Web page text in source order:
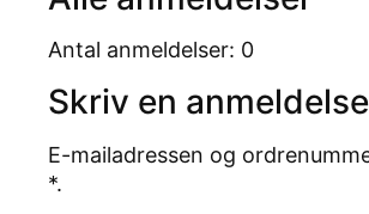
Antal anmeldelser: 0
Skriv en anmeldelse
E-mailadressen og
*.